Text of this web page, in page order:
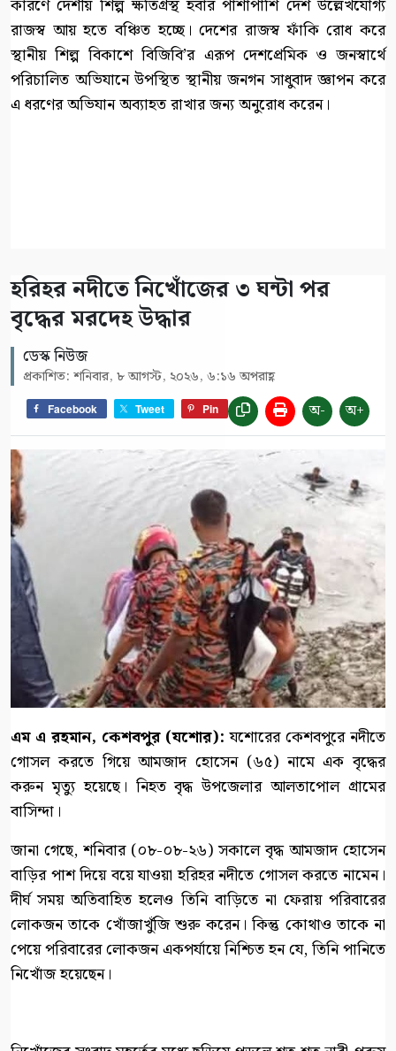
কারণে দেশীয় শিল্প ক্ষতিগ্রস্থ হবার পাশাপাশি দেশ উল্লেখযোগ্য
রাজস্ব আয় হতে বঞ্চিত হচ্ছে। দেশের রাজস্ব ফাঁকি রোধ করে
স্থানীয় শিল্প বিকাশে বিজিবি’র এরূপ দেশপ্রেমিক ও জনস্বার্থে
পরিচালিত অভিযানে উপস্থিত স্থানীয় জনগন সাধুবাদ জ্ঞাপন করে
এ ধরণের অভিযান অব্যাহত রাখার জন্য অনুরোধ করেন।
হরিহর নদীতে নিখোঁজের ৩ ঘন্টা পর
বৃদ্ধের মরদেহ উদ্ধার
ডেস্ক নিউজ
প্রকাশিত: শনিবার, ৮ আগস্ট, ২০২৬, ৬:১৬ অপরাহ্ণ
Facebook Tweet Pin অ- অ+
এম এ রহমান, কেশবপুর (যশোর): যশোরের কেশবপুরে নদীতে
গোসল করতে গিয়ে আমজাদ হোসেন (৬৫) নামে এক বৃদ্ধের
করুন মৃত্যু হয়েছে। নিহত বৃদ্ধ উপজেলার আলতাপোল গ্রামের
বাসিন্দা।
জানা গেছে, শনিবার (০৮-০৮-২৬) সকালে বৃদ্ধ আমজাদ হোসেন
বাড়ির পাশ দিয়ে বয়ে যাওয়া হরিহর নদীতে গোসল করতে নামেন।
দীর্ঘ সময় অতিবাহিত হলেও তিনি বাড়িতে না ফেরায় পরিবারের
লোকজন তাকে খোঁজাখুঁজি শুরু করেন। কিন্তু কোথাও তাকে না
পেয়ে পরিবারের লোকজন একপর্যায়ে নিশ্চিত হন যে, তিনি পানিতে
নিখোঁজ হয়েছেন।